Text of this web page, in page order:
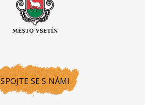
SPOJTE SE S NÁMI